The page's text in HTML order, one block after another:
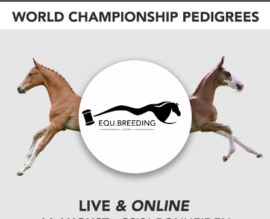
Net buiten de top drie volgde louis Wauters. Wauters
van Thia (Nixon van 't Meulenhof) vervolledigde Jan
Stoffelen de top vijf.
PAARDEN:
TOUCH OF CHILLI
CATEGORIËN:
SPORTNIEUWS SHOWJUMPING
JUMPING
MECHELEN